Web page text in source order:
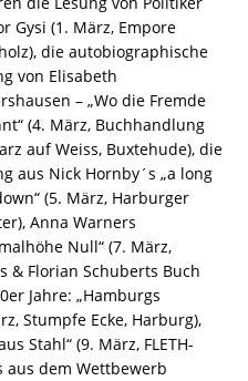
Gysi (1. März, Empore
die autobiographische
von Elisabeth
– „Wo die Fremde
(4. März, Buchhandlung
auf Weiss, Buxtehude), die
aus Nick Hornby´s „a long
(5. März, Harburger
Anna Warners
Null“ (7. März,
& Florian Schuberts Buch
Jahre: „Hamburgs
Stumpfe Ecke, Harburg),
Stahl“ (9. März, FLETH-
aus dem Wettbewerb